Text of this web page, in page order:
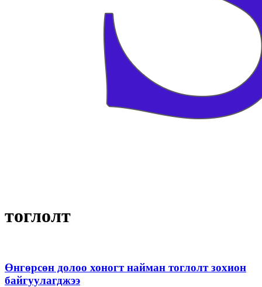
тоглолт
Өнгөрсөн долоо хоногт найман тоглолт зохион
байгуулагджээ